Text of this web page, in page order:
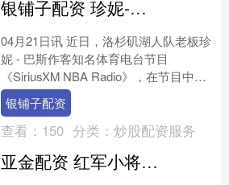
银铺子配资 珍妮-巴斯: 詹姆斯自己手握决定权, 或许也可能悄无声息退役
04月21日讯 近日，洛杉矶湖人队老板珍
妮 - 巴斯作客知名体育电台节目
《SiriusXM NBA Radio》，在节目中，
话题聚焦于勒布朗 - 詹姆斯在湖人的....
银铺子配资
查看： 150 分类： 炒股配资服务
亚金配资 红军小将恩古莫哈：和世界上非常好的球队一起训练是梦想_足球运动员_感觉_尼奥尼